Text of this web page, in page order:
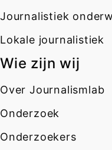
Journalistiek
Lokale journalistiek
Wie zijn wij
Over Journalismlab
Onderzoek
Onderzoekers